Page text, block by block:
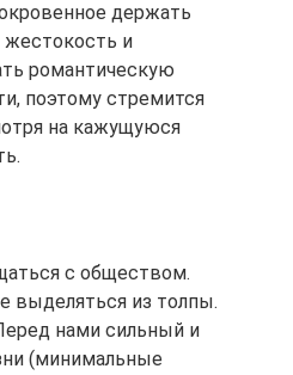
держать
жестокость и
романтическую
поэтому стремится
на кажущуюся
с обществом.
выделяться из толпы.
нами сильный и
(минимальные